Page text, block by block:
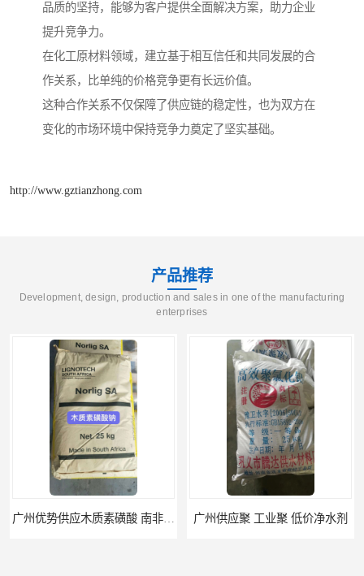
品质的坚持，能够为客户提供全面解决方案，助力企业
提升竞争力。
在化工原材料领域，建立基于相互信任和共同发展的合
作关系，比单纯的价格竞争更有长远价值。
这种合作关系不仅保障了供应链的稳定性，也为双方在
变化的市场环境中保持竞争力奠定了坚实基础。
http://www.gztianzhong.com
产品推荐
Development, design, production and sales in one of the manufacturing
enterprises
广州供应聚 工业聚 低价净水剂